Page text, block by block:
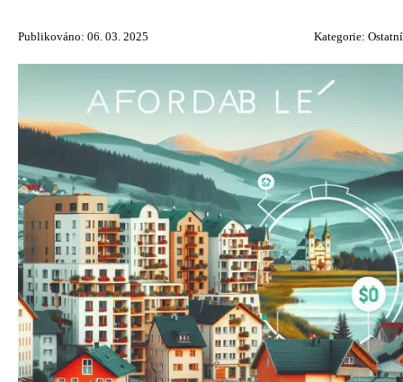
Publikováno: 06. 03. 2025 Kategorie: Ostatní